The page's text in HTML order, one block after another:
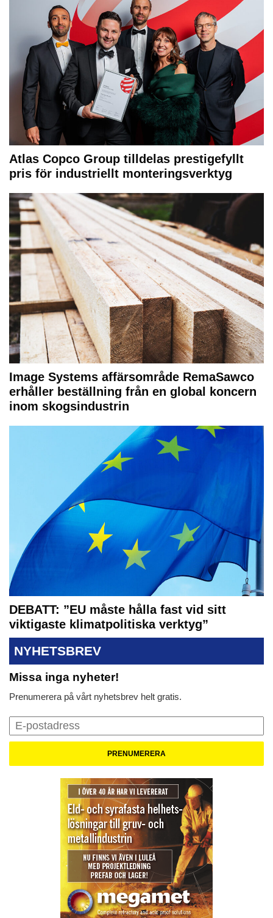
Atlas Copco Group tilldelas prestigefyllt
pris för industriellt monteringsverktyg
Image Systems affärsområde RemaSawco
erhåller beställning från en global koncern
inom skogsindustrin
DEBATT: ”EU måste hålla fast vid sitt
viktigaste klimatpolitiska verktyg”
NYHETSBREV
Missa inga nyheter!
Prenumerera på vårt nyhetsbrev helt gratis.